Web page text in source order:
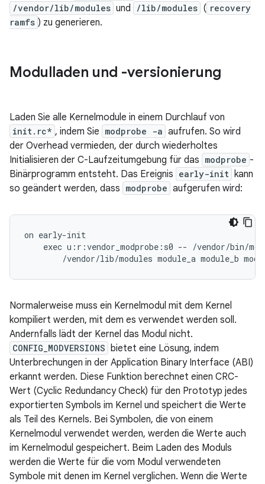
/vendor/lib/modules und /lib/modules ( recovery
ramfs ) zu generieren.
Modulladen und -versionierung
Laden Sie alle Kernelmodule in einem Durchlauf von
init.rc* , indem Sie modprobe -a aufrufen. So wird
der Overhead vermieden, der durch wiederholtes
Initialisieren der C-Laufzeitumgebung für das modprobe -
Binärprogramm entsteht. Das Ereignis early-init kann
so geändert werden, dass modprobe aufgerufen wird:
on early-init
exec u:r:vendor_modprobe:s0 -- /vendor/bin/
/vendor/lib/modules module_a module_b
Normalerweise muss ein Kernelmodul mit dem Kernel
kompiliert werden, mit dem es verwendet werden soll.
Andernfalls lädt der Kernel das Modul nicht.
CONFIG_MODVERSIONS bietet eine Lösung, indem
Unterbrechungen in der Application Binary Interface (ABI)
erkannt werden. Diese Funktion berechnet einen CRC-
Wert (Cyclic Redundancy Check) für den Prototyp jedes
exportierten Symbols im Kernel und speichert die Werte
als Teil des Kernels. Bei Symbolen, die von einem
Kernelmodul verwendet werden, werden die Werte auch
im Kernelmodul gespeichert. Beim Laden des Moduls
werden die Werte für die vom Modul verwendeten
Symbole mit denen im Kernel verglichen. Wenn die Werte